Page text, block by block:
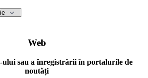
Web
sau a înregistrării în portalurile de
noutăți